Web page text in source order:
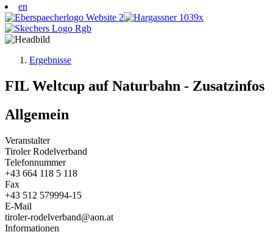
en
Ergebnisse
FIL Weltcup auf Naturbahn - Zusatzinfos
Allgemein
Veranstalter
Tiroler Rodelverband
Telefonnummer
+43 664 118 5 118
Fax
+43 512 579994-15
E-Mail
tiroler-rodelverband@aon.at
Informationen